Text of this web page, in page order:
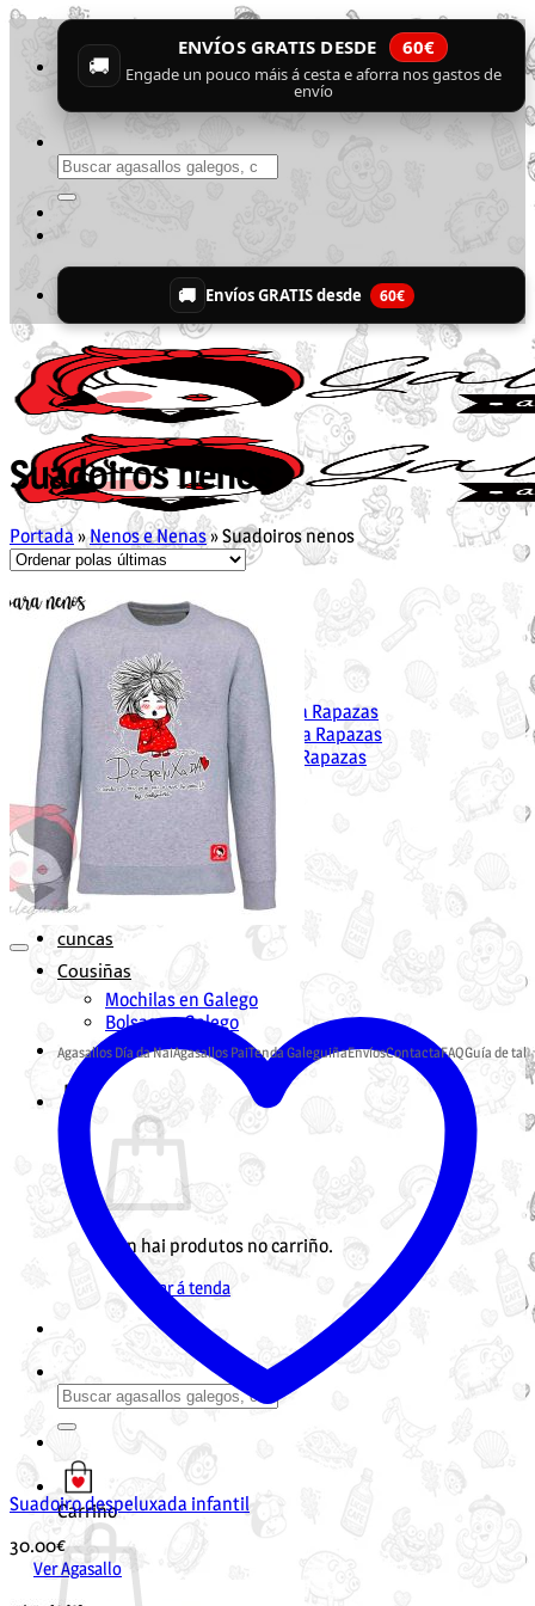
Skip
content
🚚
ENVÍOS GRATIS DESDE 60€
Engade un pouco máis á cesta e aforra nos gastos de
envío
Buscar
por:
🚚 Envíos GRATIS desde 60€
Unisex
Suadoiros
Camisetas
Rapaza
Suadoiros en Galego para Rapazas
Camisetas en Galego para Rapazas
Vestidos en Galego para Rapazas
Nen@s
Suadoiros nenos
Camisetas
Bebés
Bodies
cuncas
Cousiñas
Mochilas en Galego
Bolsas en Galego
Agasallos Día da NaiAgasallos PaiTenda GaleguiñaEnvíosContactaFAQGuía de
Non hai produtos no carriño.
Voltar á tenda
Buscar
por:
Carriño
Suadoiros nenos
Portada »Nenos e Nenas»Suadoiros nenos
Suadoiro despeluxada infantil
30.00€
Ver Agasallo